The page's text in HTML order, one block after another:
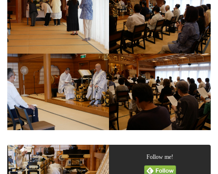
Follow me!